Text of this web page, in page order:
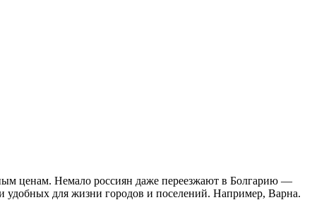
ценам. Немало россиян даже переезжают в Болгарию —
удобных для жизни городов и поселений. Например, Варна.